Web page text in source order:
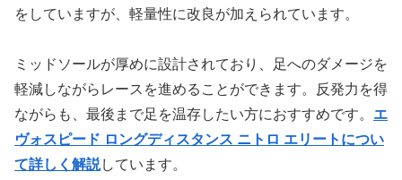
をしていますが、軽量性に改良が加えられています。
ミッドソールが厚めに設計されており、足へのダメージを
軽減しながらレースを進めることができます。反発力を得
ながらも、最後まで足を温存したい方におすすめです。 エ
ヴォスピード ロングディスタンス ニトロ エリートについ
て詳しく解説しています。